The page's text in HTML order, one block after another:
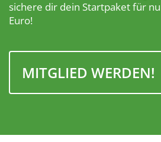
sichere dir dein Startpaket für
Euro!
MITGLIED WERDEN!